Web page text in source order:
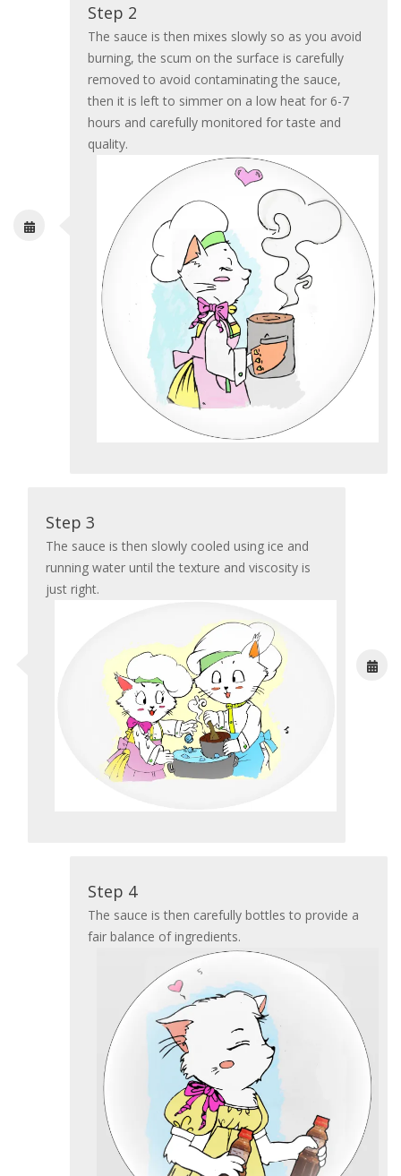
Step 2
The sauce is then mixes slowly so as you avoid
burning, the scum on the surface is carefully
removed to avoid contaminating the sauce,
then it is left to simmer on a low heat for 6-7
hours and carefully monitored for taste and
quality.
Step 3
The sauce is then slowly cooled using ice and
running water until the texture and viscosity is
just right.
Step 4
The sauce is then carefully bottles to provide a
fair balance of ingredients.